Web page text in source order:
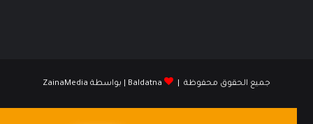
جميع الحقوق محفوظة | Baldatna | بواسطة ZainaMedia